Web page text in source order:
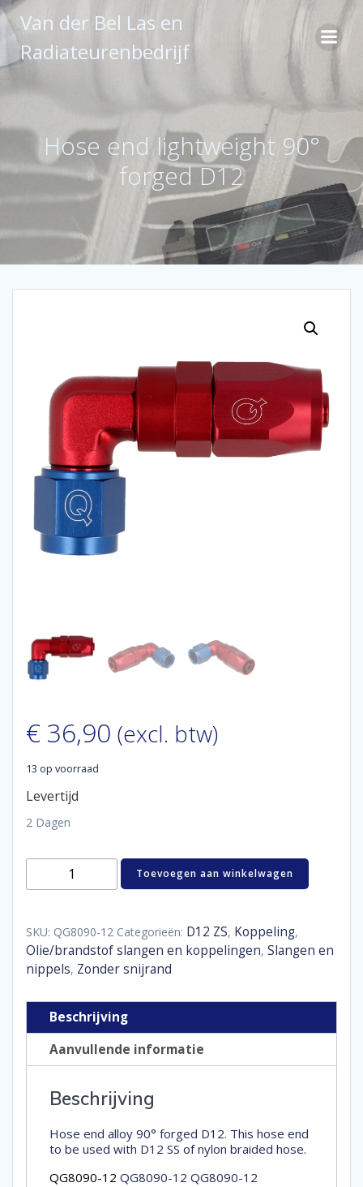
Ga
naar
inhoud
Van der Bel Las en
Radiateurenbedrijf
Hose end lightweight 90°
forged D12
€ 36,90 (excl. btw)
13 op voorraad
Levertijd
2 Dagen
Hose
forged
D12
aantal
Toevoegen aan winkelwagen
SKU: QG8090-12 Categorieën: D12 ZS, Koppeling,
Olie/brandstof slangen en koppelingen, Slangen en
nippels, Zonder snijrand
Beschrijving
Aanvullende informatie
Beschrijving
Hose end alloy 90° forged D12. This hose end
to be used with D12 SS of nylon braided hose.
QG8090-12 QG8090-12 QG8090-12